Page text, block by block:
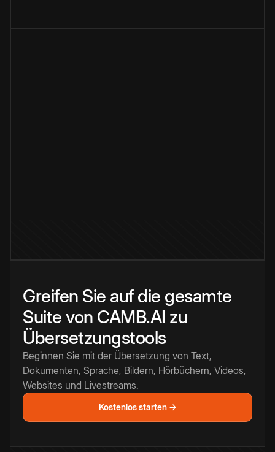
Greifen Sie auf die gesamte
Suite von CAMB.AI zu
Übersetzungstools
Beginnen Sie mit der Übersetzung von Text,
Dokumenten, Sprache, Bildern, Hörbüchern, Videos,
Websites und Livestreams.
Kostenlos starten →